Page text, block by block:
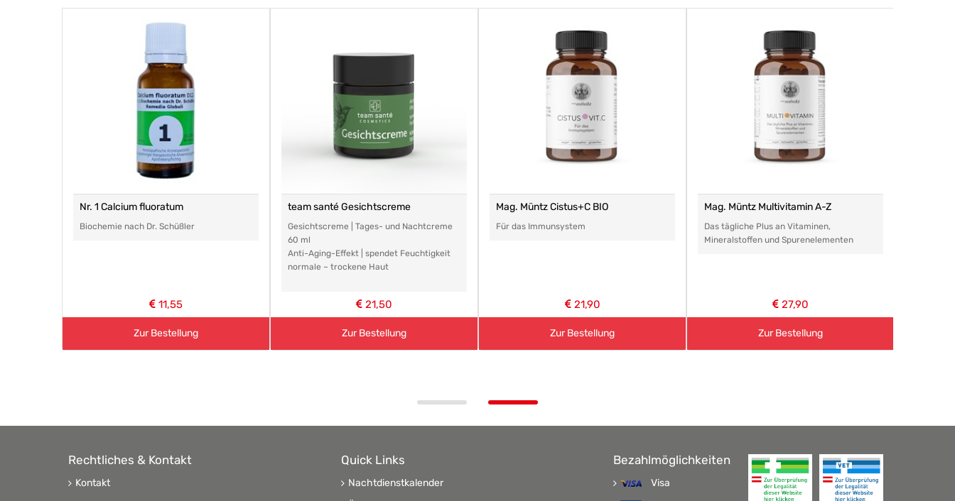
Nr. 1 Calcium fluoratum
Biochemie nach Dr. Schüßler
11,55
Zur Bestellung
team santé Gesichtscreme
Gesichtscreme | Tages- und Nachtcreme
60 ml
Anti-Aging-Effekt | spendet Feuchtigkeit
normale – trockene Haut
21,50
Zur Bestellung
Mag. Müntz Cistus+C BIO
Für das Immunsystem
21,90
Zur Bestellung
Mag. Müntz Multivitamin A-Z
Das tägliche Plus an Vitaminen,
Mineralstoffen und Spurenelementen
27,90
Zur Bestellung
Rechtliches & Kontakt
Kontakt
Quick Links
Nachtdienstkalender
Bezahlmöglichkeiten
Visa